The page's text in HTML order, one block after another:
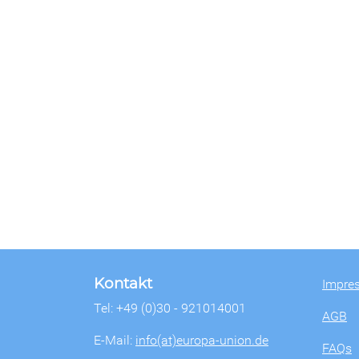
Kontakt
Tel: +49 (0)30 - 921014001
E-Mail: info(at)europa-union.de
AGB
FAQs